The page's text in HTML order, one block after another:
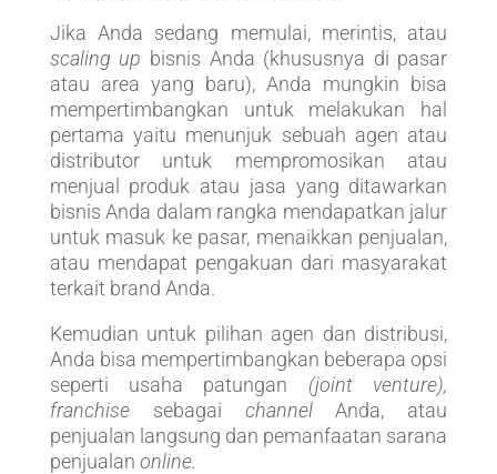
Jika Anda sedang memulai, merintis, atau
scaling up bisnis Anda (khususnya di pasar
atau area yang baru), Anda mungkin bisa
mempertimbangkan untuk melakukan hal
pertama yaitu menunjuk sebuah agen atau
distributor untuk mempromosikan atau
menjual produk atau jasa yang ditawarkan
bisnis Anda dalam rangka mendapatkan jalur
untuk masuk ke pasar, menaikkan penjualan,
atau mendapat pengakuan dari masyarakat
terkait brand Anda.
Kemudian untuk pilihan agen dan distribusi,
Anda bisa mempertimbangkan beberapa opsi
seperti usaha patungan (joint venture),
franchisesebagai channelAnda, atau
penjualan langsung dan pemanfaatan sarana
penjualan online.